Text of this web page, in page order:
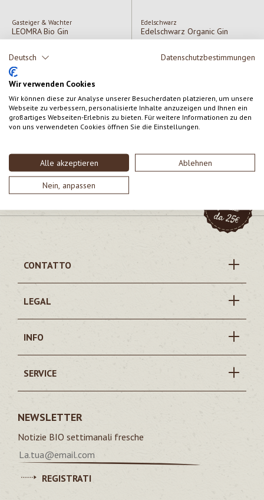
Deutsch Datenschutzbestimmungen
Wir verwenden Cookies
Wir können diese zur Analyse unserer Besucherdaten platzieren, um unsere
Webseite zu verbessern, personalisierte Inhalte anzuzeigen und Ihnen ein
großartiges Webseiten-Erlebnis zu bieten. Für weitere Informationen zu den
von uns verwendeten Cookies öffnen Sie die Einstellungen.
Alle akzeptieren Ablehnen
Nein, anpassen
Gasteiger & Wachter
LEOMRA Bio Gin
Contenuto:
(81,90 € / lt)
Prezzo normale:
40,95 €
Edelschwarz
Edelschwarz Organic Gin
Contenuto:500 ml
Filiale Lana
Filiale Merano
Filiale Ora
CONTATTO
LEGAL
INFO
SERVICE
NEWSLETTER
Notizie BIO settimanali fresche
REGISTRATI